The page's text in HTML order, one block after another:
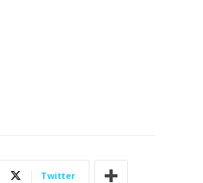
Twitter